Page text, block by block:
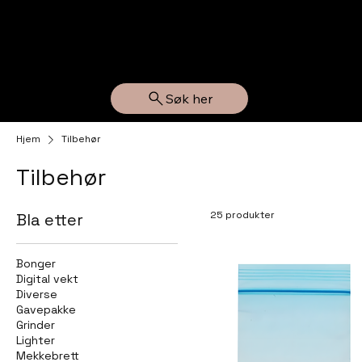
Søk her
Hjem Tilbehør
Tilbehør
Bla etter
Bonger
Digital vekt
Diverse
Gavepakke
Grinder
Lighter
Mekkebrett
25 produkter